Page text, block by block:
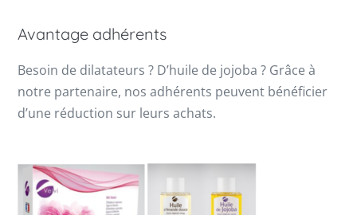
Avantage adhérents
Besoin de dilatateurs ? D’huile de jojoba ? Grâce à
notre partenaire, nos adhérents peuvent bénéficier
d’une réduction sur leurs achats.